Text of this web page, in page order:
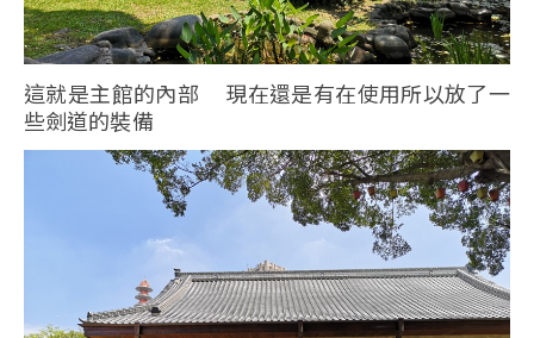
這就是主館的內部 現在還是有在使用所以放了一
些劍道的裝備